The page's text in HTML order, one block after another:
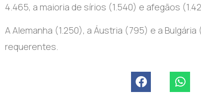
4.465, a maioria de sírios (1.540) e afegãos
A Alemanha (1.250), a Áustria (795) e a
requerentes.